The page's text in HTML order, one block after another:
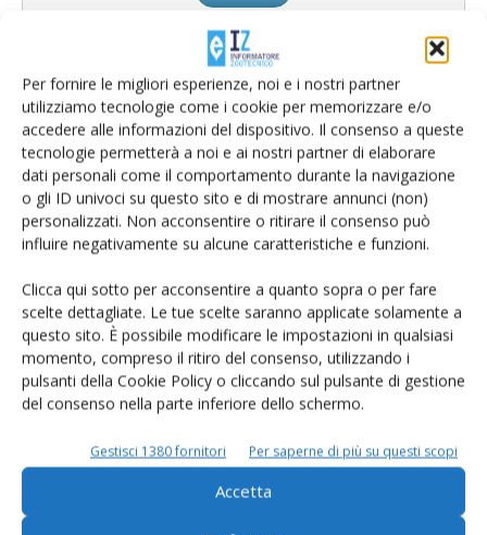
Per fornire le migliori esperienze, noi e i nostri partner
utilizziamo tecnologie come i cookie per memorizzare e/o
accedere alle informazioni del dispositivo. Il consenso a queste
tecnologie permetterà a noi e ai nostri partner di elaborare
dati personali come il comportamento durante la navigazione
o gli ID univoci su questo sito e di mostrare annunci (non)
personalizzati. Non acconsentire o ritirare il consenso può
influire negativamente su alcune caratteristiche e funzioni.
Clicca qui sotto per acconsentire a quanto sopra o per fare
scelte dettagliate. Le tue scelte saranno applicate solamente a
questo sito. È possibile modificare le impostazioni in qualsiasi
momento, compreso il ritiro del consenso, utilizzando i
pulsanti della Cookie Policy o cliccando sul pulsante di gestione
del consenso nella parte inferiore dello schermo.
Gestisci 1380 fornitori Per saperne di più su questi scopi
Accetta
L'Esperto risponde
I consigli di Terra e Vita agli agricoltori
Cerca adesso
Rimani aggiornato sul mondo